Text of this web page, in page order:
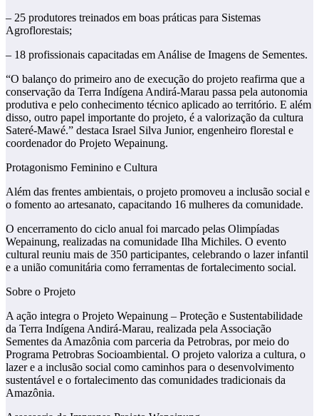
– 25 produtores treinados em boas práticas para Sistemas
Agroflorestais;
– 18 profissionais capacitadas em Análise de Imagens de Sementes.
“O balanço do primeiro ano de execução do projeto reafirma que a
conservação da Terra Indígena Andirá-Marau passa pela autonomia
produtiva e pelo conhecimento técnico aplicado ao território. E além
disso, outro papel importante do projeto, é a valorização da cultura
Sateré-Mawé.” destaca Israel Silva Junior, engenheiro florestal e
coordenador do Projeto Wepainung.
Protagonismo Feminino e Cultura
Além das frentes ambientais, o projeto promoveu a inclusão social e
o fomento ao artesanato, capacitando 16 mulheres da comunidade.
O encerramento do ciclo anual foi marcado pelas Olimpíadas
Wepainung, realizadas na comunidade Ilha Michiles. O evento
cultural reuniu mais de 350 participantes, celebrando o lazer infantil
e a união comunitária como ferramentas de fortalecimento social.
Sobre o Projeto
A ação integra o Projeto Wepainung – Proteção e Sustentabilidade
da Terra Indígena Andirá-Marau, realizada pela Associação
Sementes da Amazônia com parceria da Petrobras, por meio do
Programa Petrobras Socioambiental. O projeto valoriza a cultura, o
lazer e a inclusão social como caminhos para o desenvolvimento
sustentável e o fortalecimento das comunidades tradicionais da
Amazônia.